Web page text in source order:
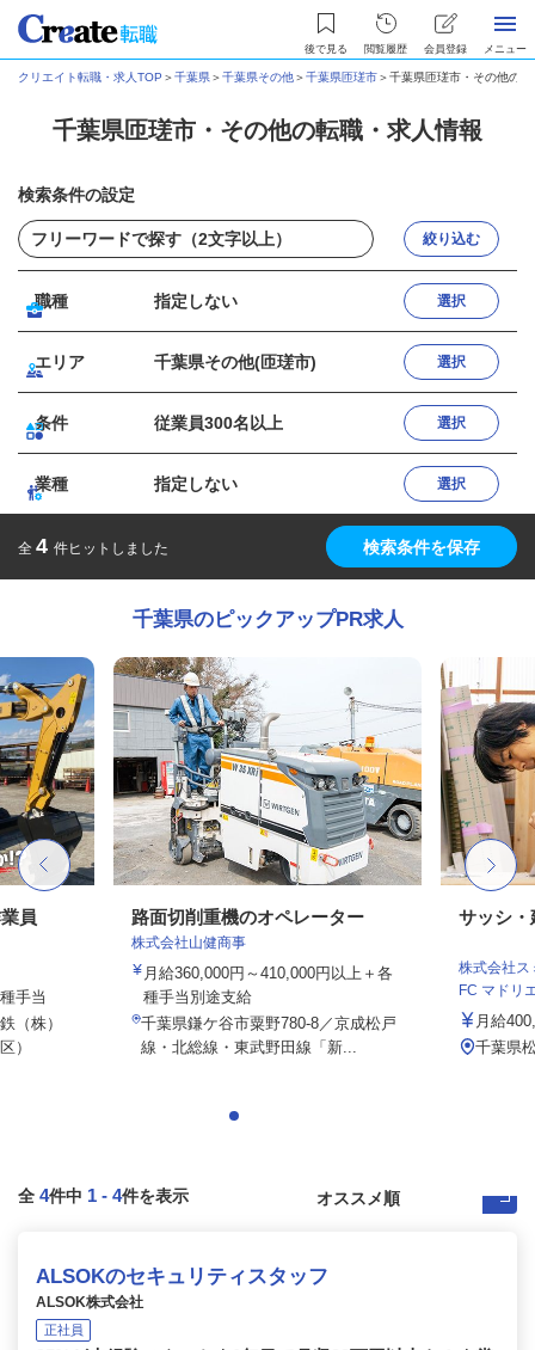
後で見る 閲覧履歴 会員登録 メニュー
クリエイト転職・求人TOP ＞千葉県＞千葉県その他＞千葉県匝瑳市＞千葉県匝瑳市・その他の
千葉県匝瑳市・その他の転職・求人情報
検索条件の設定
絞り込む
職種 指定しない 選択
エリア 千葉県その他(匝瑳市) 選択
条件 従業員300名以上 選択
業種 指定しない 選択
全 4 件ヒットしました 検索条件を保存
千葉県のピックアップPR求人
員
手当
（株）
）
路面切削重機のオペレーター
株式会社山健商事
月給360,000円～410,000円以上＋各
種手当別途支給
千葉県鎌ケ谷市粟野780-8／京成松戸
線・北総線・東武野田線「新...
サッシ・
株式会社ス
FC マドリ
月給
千葉県
全 4件中 1 - 4件を表示
ALSOKのセキュリティスタッフ
ALSOK株式会社
正社員